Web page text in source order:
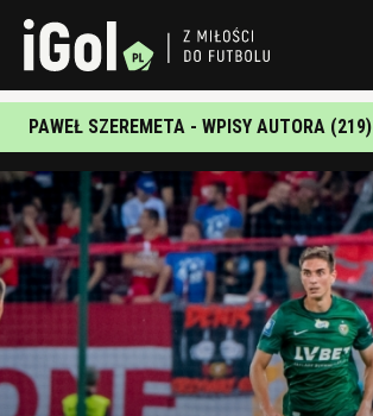
PAWEŁ SZEREMETA - WPISY AUTORA (219)